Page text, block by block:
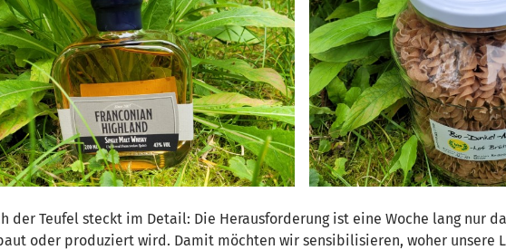
Teufel steckt im Detail: Die Herausforderung ist eine Woche lang nur
oder produziert wird. Damit möchten wir sensibilisieren, woher unsere